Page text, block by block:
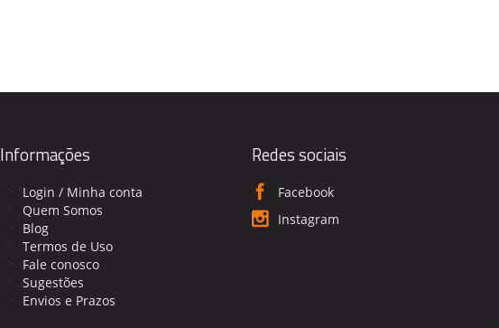
Informações
Login / Minha conta
Quem Somos
Blog
Termos de Uso
Fale conosco
Sugestões
Envios e Prazos
Redes sociais
Facebook
Instagram